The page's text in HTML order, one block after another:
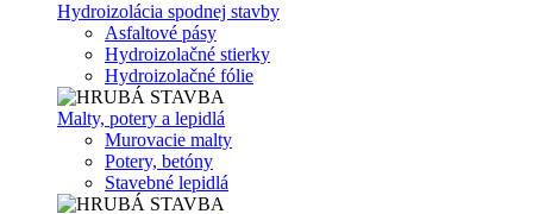
Hydroizolácia spodnej stavby
Asfaltové pásy
Hydroizolačné stierky
Hydroizolačné fólie
Malty, potery a lepidlá
Murovacie malty
Potery, betóny
Stavebné lepidlá